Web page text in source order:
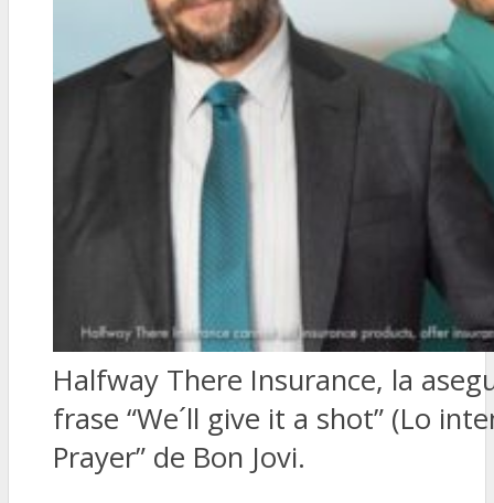
Halfway There Insurance, la
frase “We´ll give it a shot” (Lo
Prayer” de Bon Jovi.